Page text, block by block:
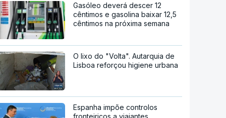
Gasóleo deverá descer 12
cêntimos e gasolina baixar 12,5
cêntimos na próxima semana
O lixo do "Volta". Autarquia de
Lisboa reforçou higiene urbana
Espanha impõe controlos